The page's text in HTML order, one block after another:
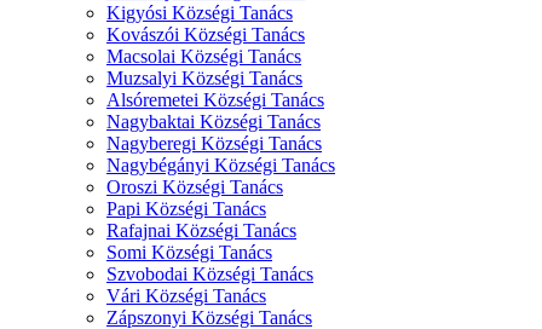
Kigyósi Községi Tanács
Kovászói Községi Tanács
Macsolai Községi Tanács
Muzsalyi Községi Tanács
Alsóremetei Községi Tanács
Nagybaktai Községi Tanács
Nagyberegi Községi Tanács
Nagybégányi Községi Tanács
Oroszi Községi Tanács
Papi Községi Tanács
Rafajnai Községi Tanács
Somi Községi Tanács
Szvobodai Községi Tanács
Vári Községi Tanács
Zápszonyi Községi Tanács